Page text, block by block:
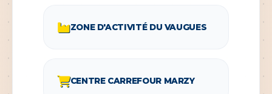
ZONE D'ACTIVITÉ DU VAUGUES
CENTRE CARREFOUR MARZY